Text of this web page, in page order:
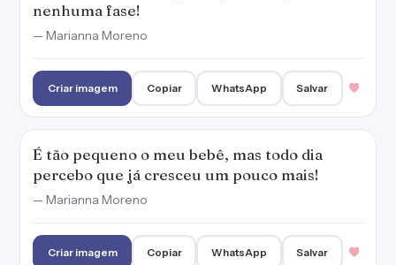
nenhuma fase!
— Marianna Moreno
Criar imagem Copiar WhatsApp Salvar
É tão pequeno o meu bebê, mas todo dia
percebo que já cresceu um pouco mais!
— Marianna Moreno
Criar imagem Copiar WhatsApp Salvar